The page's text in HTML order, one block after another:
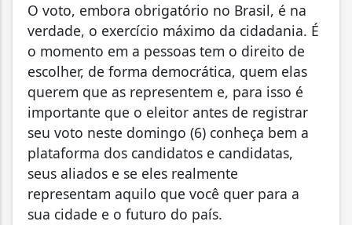
O voto, embora obrigatório no Brasil, é na
verdade, o exercício máximo da cidadania. É
o momento em a pessoas tem o direito de
escolher, de forma democrática, quem elas
querem que as representem e, para isso é
importante que o eleitor antes de registrar
seu voto neste domingo (6) conheça bem a
plataforma dos candidatos e candidatas,
seus aliados e se eles realmente
representam aquilo que você quer para a
sua cidade e o futuro do país.